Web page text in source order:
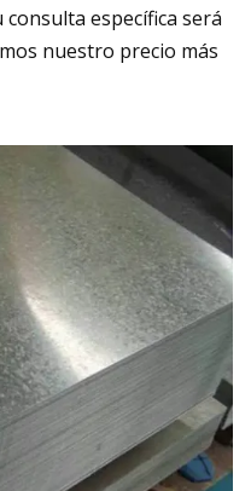
específica será
nuestro precio más